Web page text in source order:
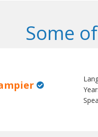
Some